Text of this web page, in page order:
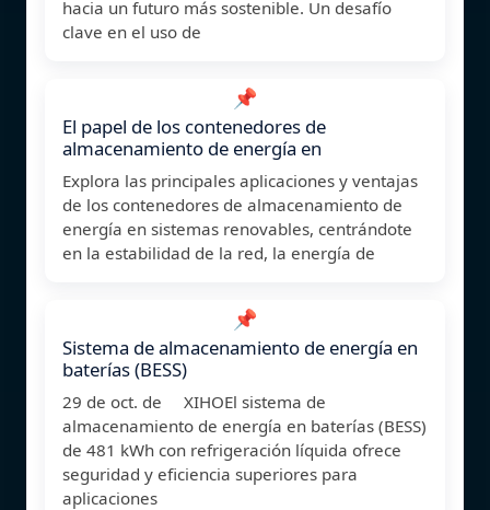
hacia un futuro más sostenible. Un desafío
clave en el uso de
📌
El papel de los contenedores de
almacenamiento de energía en
Explora las principales aplicaciones y ventajas
de los contenedores de almacenamiento de
energía en sistemas renovables, centrándote
en la estabilidad de la red, la energía de
📌
Sistema de almacenamiento de energía en
baterías (BESS)
29 de oct. de XIHOEl sistema de
almacenamiento de energía en baterías (BESS)
de 481 kWh con refrigeración líquida ofrece
seguridad y eficiencia superiores para
aplicaciones